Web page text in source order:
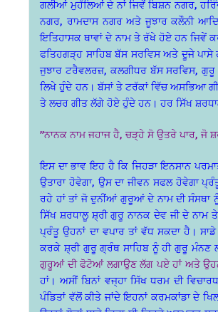
ਗਲੀਆਂ ਮੁਹੱਲਿਆਂ ਦੇ ਨਾਂ ਜਿਵੇਂ ਬਿਸ਼ਨ ਨਗਰ,
ਨਗਰ, ਰਾਮਦਾਸ ਨਗਰ ਅਤੇ ਜੂਝਾਰ ਕਲੌਨੀ
ਇਤਿਹਾਸਕ ਥਾਵਾਂ ਦੇ ਨਾਮ ਤੇ ਰੱਖੇ ਹੋਏ ਹਨ ਜਿਵੇਂ
ਫਤਿਹਗੜ੍ਹ ਸਾਹਿਬ ਬੱਸ ਸਰਵਿਸ ਅਤੇ ਦੂਜੇ
ਜੁਝਾਰ ਟਰੈਵਲਰਜ਼, ਕਲਗੀਧਰ ਬੱਸ ਸਰਵਿਸ,
ਲਿਖੇ ਹੁੰਦੇ ਹਨ। ਬੱਸਾਂ ਤੇ ਟਰੱਕਾਂ ਵਿੱਚ ਅਸਭਿਆ
ਤੇ ਲਚਰ ਗੀਤ ਲੱਗੇ ਹੋਏ ਹੁੰਦੇ ਹਨ। ਹਰ ਸਿੱਖ
”ਨਾਨਕ ਨਾਮ ਜਹਾਜ ਹੈ, ਚੜ੍ਹੇ ਸੋ ਉਤਰੇ ਪਾਰ, ਜੋ
ਇਸ ਦਾ ਭਾਵ ਇਹ ਹੈ ਕਿ ਜਿਹੜਾ ਇਨਸਾਨ
ਉਤਾਰਾ ਹੋਵੇਗਾ, ਉਸ ਦਾ ਜੀਵਨ ਸਫਲ ਹੋਵੇਗਾ
ਰਹੇ ਹਾਂ ਤਾਂ ਜੋ ਦੁਨੀਂਆਂ ਗੁਰੂਆਂ ਦੇ ਨਾਮ ਦੀ ਸੰਸਥਾ
ਸਿੱਖ ਸ਼ਰਧਾਲੂ ਸ਼੍ਰੀ ਗੁਰੂ ਨਾਨਕ ਦੇਵ ਜੀ ਦੇ
ਪ੍ਰੰਤੂ ਉਹਨਾਂ ਦਾ ਵਪਾਰ ਤਾਂ ਵੱਧ ਸਕਦਾ ਹੈ।
ਕਰਕੇ ਸ਼੍ਰੀ ਗੁਰੂ ਗ੍ਰੰਥ ਸਾਹਿਬ ਨੂੰ ਹੀ ਗੁਰੂ ਮੰਨਣ
ਗੁਰੂਆਂ ਦੀ ਫੋਟੋਆਂ ਲਗਾਉਣ ਲੱਗ ਪਏ ਹਾਂ ਅਤੇ
ਹਾਂ। ਅਸੀਂ ਬਿਨਾਂ ਵਜ੍ਹਾ ਸਿੱਖ ਧਰਮ ਦੀ
ਪੰਡਿਤਾਂ ਵੱਲੋਂ ਕੀਤੇ ਜਾਂਦੇ ਇਹਨਾਂ ਕਰਮਕਾਂਡਾ ਦੇ